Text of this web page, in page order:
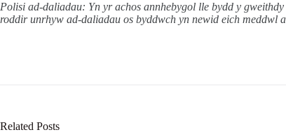
Polisi ad-daliadau: Yn yr achos annhebygol lle bydd y
roddir unrhyw ad-daliadau os byddwch yn newid eich meddwl
Related Posts